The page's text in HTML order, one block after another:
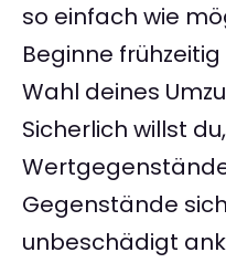
so einfach wie
Beginne
Wahl deines
Sicherlich willst
Gegenstände
unbeschädigt